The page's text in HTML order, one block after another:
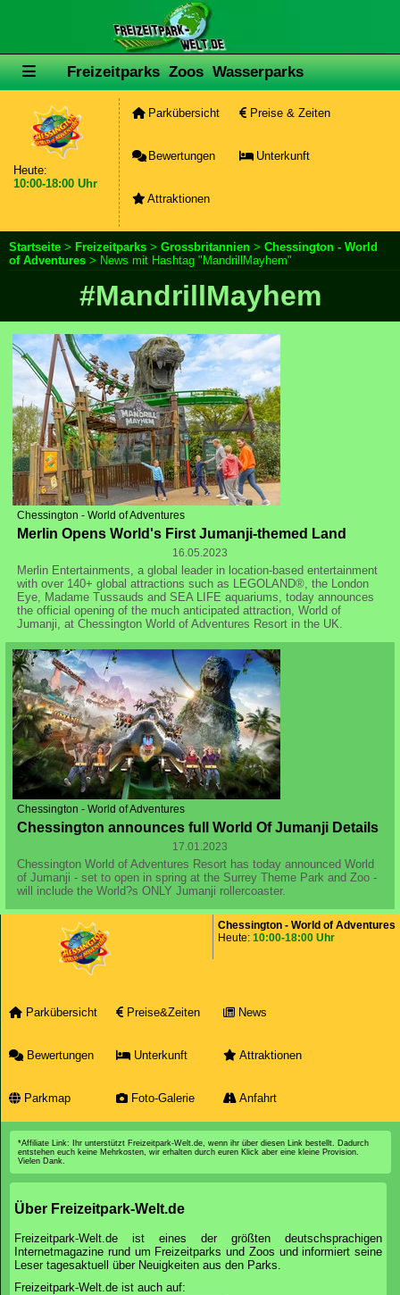
Freizeitparks Zoos Wasserparks
Heute:
10:00-18:00 Uhr
Parkübersicht Preise & Zeiten
Bewertungen Unterkunft
Attraktionen
Startseite > Freizeitparks > Grossbritannien > Chessington - World
of Adventures > News mit Hashtag "MandrillMayhem"
#MandrillMayhem
Chessington - World of Adventures
Merlin Opens World's First Jumanji-themed Land
16.05.2023
Merlin Entertainments, a global leader in location-based entertainment
with over 140+ global attractions such as LEGOLAND®, the London
Eye, Madame Tussauds and SEA LIFE aquariums, today announces
the official opening of the much anticipated attraction, World of
Jumanji, at Chessington World of Adventures Resort in the UK.
Chessington - World of Adventures
Chessington announces full World Of Jumanji Details
17.01.2023
Chessington World of Adventures Resort has today announced World
of Jumanji - set to open in spring at the Surrey Theme Park and Zoo -
will include the World?s ONLY Jumanji rollercoaster.
Chessington - World of Adventures
Heute: 10:00-18:00 Uhr
Parkübersicht Preise&Zeiten News
Bewertungen Unterkunft Attraktionen
Parkmap Foto-Galerie Anfahrt
*Affiliate Link: Ihr unterstützt Freizeitpark-Welt.de, wenn ihr über diesen Link bestellt. Dadurch
entstehen euch keine Mehrkosten, wir erhalten durch euren Klick aber eine kleine Provision.
Vielen Dank.
Über Freizeitpark-Welt.de
Freizeitpark-Welt.de ist eines der größten deutschsprachigen
Internetmagazine rund um Freizeitparks und Zoos und informiert seine
Leser tagesaktuell über Neuigkeiten aus den Parks.
Freizeitpark-Welt.de ist auch auf: